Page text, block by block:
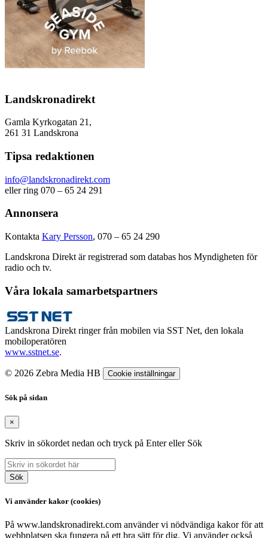
Landskronadirekt
Gamla Kyrkogatan 21,
261 31 Landskrona
Tipsa redaktionen
info@landskronadirekt.com
eller ring 070 – 65 24 291
Annonsera
Kontakta Kary Persson, 070 – 65 24 290
Landskrona Direkt är registrerad som databas hos Myndigheten för
radio och tv.
Våra lokala samarbetspartners
Landskrona Direkt ringer från mobilen via SST Net, den lokala
mobiloperatören
www.sstnet.se.
© 2026 Zebra Media HB Cookie inställningar
Sök på sidan
×
Skriv in sökordet nedan och tryck på Enter eller Sök
Sök
Vi använder kakor (cookies)
På www.landskronadirekt.com använder vi nödvändiga kakor för att
webbplatsen ska fungera på ett bra sätt för dig. Vi använder också